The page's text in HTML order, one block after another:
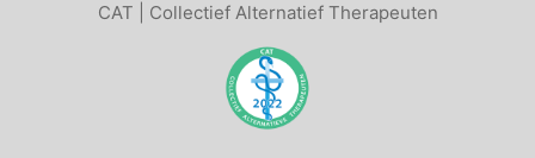
CAT | Collectief Alternatief Therapeuten